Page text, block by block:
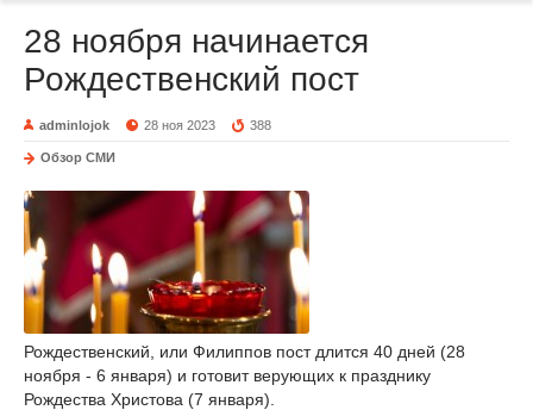
28 ноября начинается
Рождественский пост
adminlojok 28 ноя 2023 388
Обзор СМИ
Рождественский, или Филиппов пост длится 40 дней (28
ноября - 6 января) и готовит верующих к празднику
Рождества Христова (7 января).